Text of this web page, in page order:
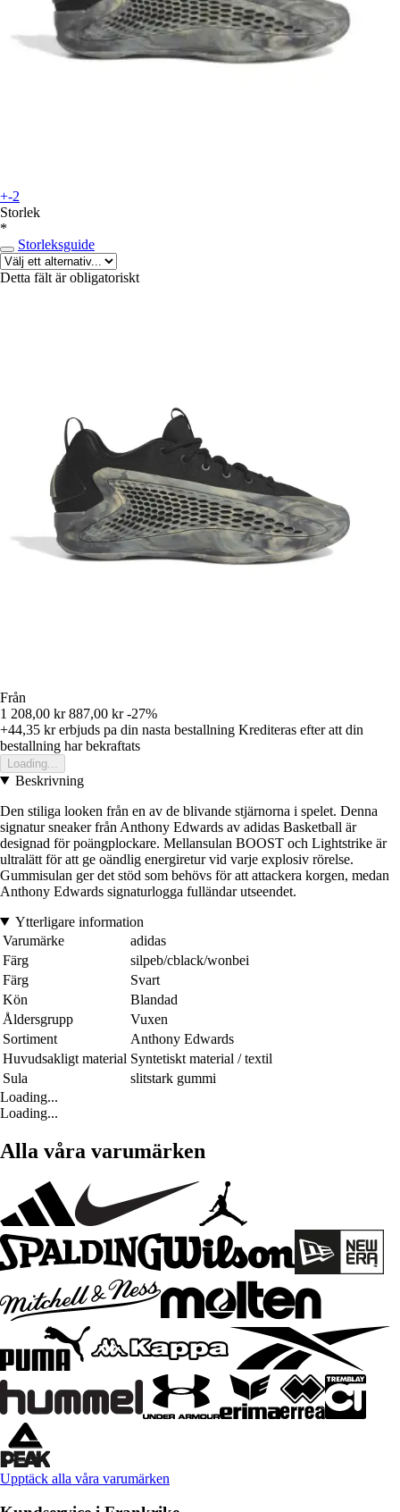
+-2
Storlek
*
Storleksguide
Detta fält är obligatoriskt
Från
1 208,00 kr 887,00 kr -27%
+44,35 krerbjuds pa din nasta bestallning Krediteras efter att din
bestallning har bekraftats
Loading...
Beskrivning
Den stiliga looken från en av de blivande stjärnorna i spelet. Denna
signatur sneaker från Anthony Edwards av adidas Basketball är
designad för poängplockare. Mellansulan BOOST och Lightstrike är
ultralätt för att ge oändlig energiretur vid varje explosiv rörelse.
Gummisulan ger det stöd som behövs för att attackera korgen, medan
Anthony Edwards signaturlogga fulländar utseendet.
Ytterligare information
Varumärke
adidas
Färg
silpeb/cblack/wonbei
Färg
Svart
Kön
Blandad
Åldersgrupp
Vuxen
Sortiment
Anthony Edwards
Huvudsakligt material Syntetiskt material / textil
Sula
slitstark gummi
Loading...
Loading...
Alla våra varumärken
Upptäck alla våra varumärken